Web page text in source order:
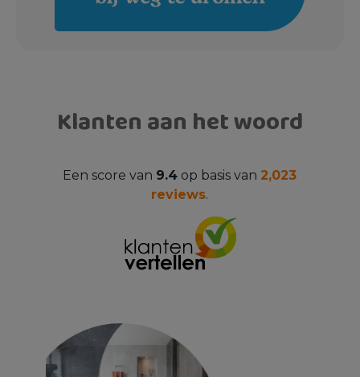
Klanten aan het woord
Een score van 9.4 op basis van 2,023
reviews.